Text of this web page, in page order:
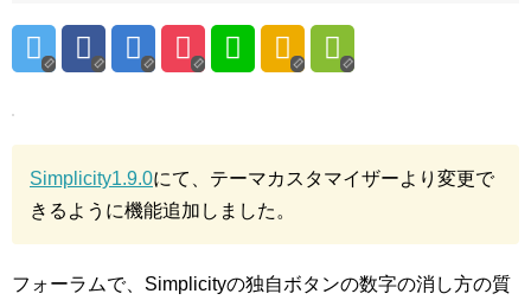
Simplicity1.9.0にて、テーマカスタマイザーより変更で
きるように機能追加しました。
フォーラムで、Simplicityの独自ボタンの数字の消し方の質